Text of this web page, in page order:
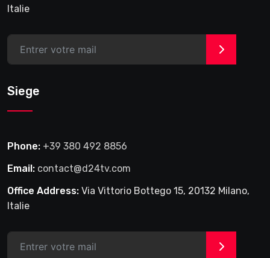
Italie
>
Siege
Phone: +39 380 492 8856
Email: contact@d24tv.com
Office Address: Via Vittorio Bottego 15, 20132 Milano,
Italie
>